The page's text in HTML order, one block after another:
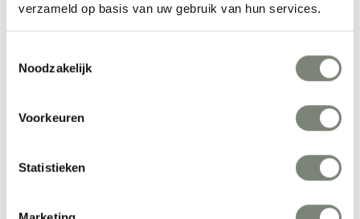
verzameld op basis van uw gebruik van hun services.
Noodzakelijk
Voorkeuren
Statistieken
Vanaf €€